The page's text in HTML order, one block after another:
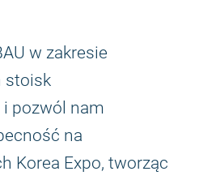
w zakresie
stoisk
pozwól nam
na
Korea Expo, tworząc